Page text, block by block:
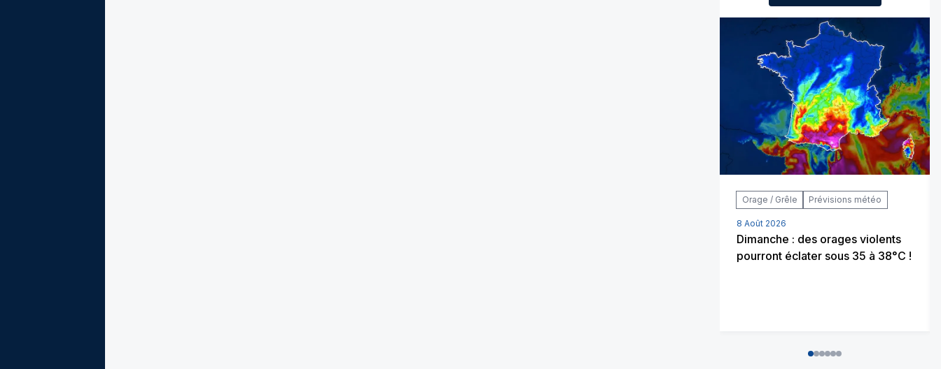
Orage / Grêle Prévisions météo
8 Août 2026
Dimanche : des orages violents
pourront éclater sous 35 à 38°C !
012345